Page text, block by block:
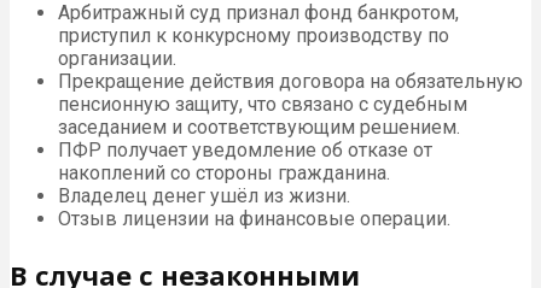
Арбитражный суд признал фонд банкротом,
приступил к конкурсному производству по
организации.
Прекращение действия договора на обязательную
пенсионную защиту, что связано с судебным
заседанием и соответствующим решением.
ПФР получает уведомление об отказе от
накоплений со стороны гражданина.
Владелец денег ушёл из жизни.
Отзыв лицензии на финансовые операции.
В случае с незаконными